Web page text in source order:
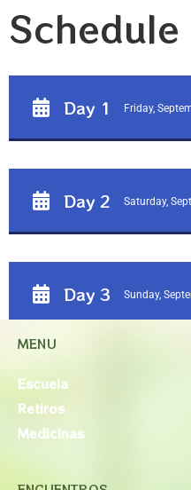
Day 1 Friday,
Day 2 Saturday,
Day 3 Sunday,
MENU
Escuela
Retiros
Medicinas